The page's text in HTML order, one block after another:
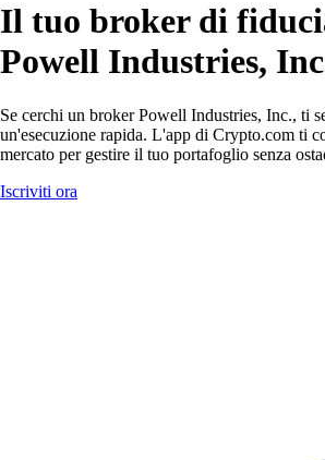
Il tuo broker di
Powell Industries,
Se cerchi un broker Powell Industries, Inc., ti
un'esecuzione rapida. L'app di Crypto.com ti
mercato per gestire il tuo portafoglio senza
Iscriviti ora